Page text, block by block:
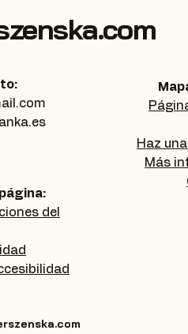
del
Haz
Más